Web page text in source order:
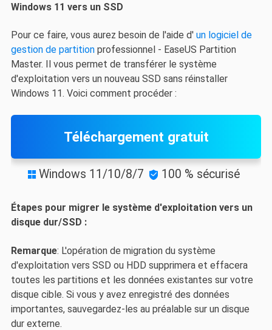
Windows 11 vers un SSD
Pour ce faire, vous aurez besoin de l'aide d' un logiciel de
gestion de partitionprofessionnel - EaseUS Partition
Master. Il vous permet de transférer le système
d'exploitation vers un nouveau SSD sans réinstaller
Windows 11. Voici comment procéder :
Téléchargement gratuit
 Windows 11/10/8/7  100 % sécurisé
Étapes pour migrer le système d'exploitation vers un
disque dur/SSD :
Remarque: L'opération de migration du système
d'exploitation vers SSD ou HDD supprimera et effacera
toutes les partitions et les données existantes sur votre
disque cible. Si vous y avez enregistré des données
importantes, sauvegardez-les au préalable sur un disque
dur externe.